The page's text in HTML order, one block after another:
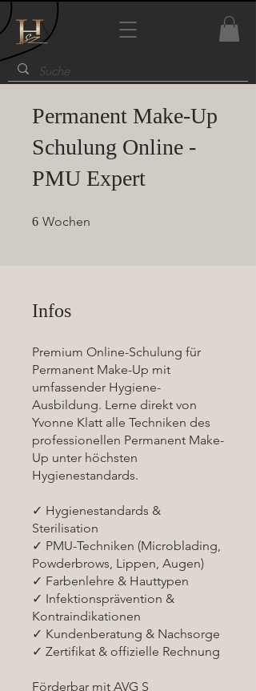
Permanent Make-Up
Schulung Online -
PMU Expert
6 Wochen
Infos
Premium Online-Schulung für
Permanent Make-Up mit
umfassender Hygiene-
Ausbildung. Lerne direkt von
Yvonne Klatt alle Techniken des
professionellen Permanent Make-
Up unter höchsten
Hygienestandards.
✓ Hygienestandards &
Sterilisation
✓ PMU-Techniken (Microblading,
Powderbrows, Lippen, Augen)
✓ Farbenlehre & Hauttypen
✓ Infektionsprävention &
Kontraindikationen
✓ Kundenberatung & Nachsorge
✓ Zertifikat & offizielle Rechnung
Förderbar mit AVG S